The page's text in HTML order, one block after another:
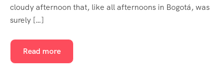
cloudy afternoon that, like all afternoons in Bogotá, was
surely […]
Read more